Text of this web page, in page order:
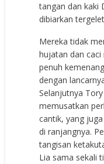
tangan dan kaki
dibiarkan
Mereka tidak
hujatan dan
penuh
dengan
Selanjutnya
memusatkan
cantik, yang
di ranjangnya.
tangisan
Lia sama sekali